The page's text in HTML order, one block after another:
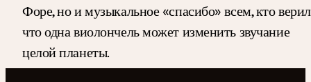
Форе, но и музыкальное «спасибо» всем, кто
что одна виолончель может изменить звучание
целой планеты.